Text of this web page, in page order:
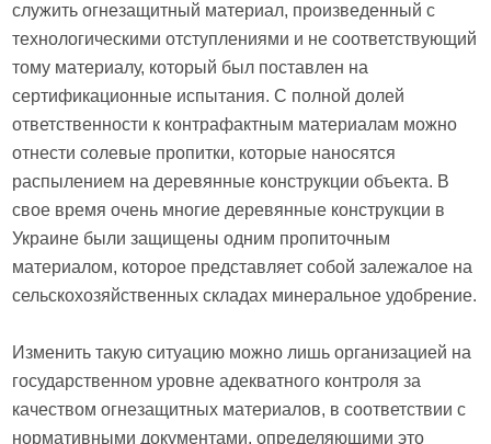
служить огнезащитный материал, произведенный с
технологическими отступлениями и не соответствующий
тому материалу, который был поставлен на
сертификационные испытания. С полной долей
ответственности к контрафактным материалам можно
отнести солевые пропитки, которые наносятся
распылением на деревянные конструкции объекта. В
свое время очень многие деревянные конструкции в
Украине были защищены одним пропиточным
материалом, которое представляет собой залежалое на
сельскохозяйственных складах минеральное удобрение.
Изменить такую ситуацию можно лишь организацией на
государственном уровне адекватного контроля за
качеством огнезащитных материалов, в соответствии с
нормативными документами, определяющими это